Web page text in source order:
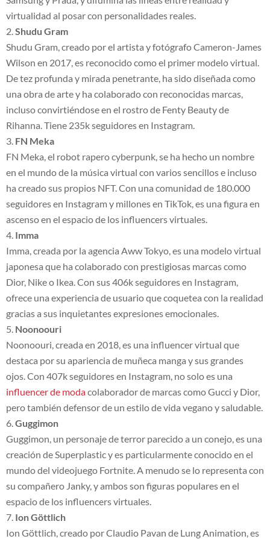
virtualidad al posar con personalidades reales.
Shudu Gram
Shudu Gram, creado por el artista y fotógrafo Cameron-James
Wilson en 2017, es reconocido como el primer modelo virtual.
De tez profunda y mirada penetrante, ha sido diseñada como
una obra de arte y ha colaborado con reconocidas marcas,
incluso convirtiéndose en el rostro de Fenty Beauty de
Rihanna. Tiene 235k seguidores en Instagram.
FN Meka
FN Meka, el robot rapero cyberpunk, se ha hecho un nombre
en el mundo de la música virtual con varios sencillos e incluso
ha creado sus propios NFT. Con una comunidad de 180.000
seguidores en Instagram y millones en TikTok, es una figura en
ascenso en el espacio de los influencers virtuales.
Imma
Imma, creada por la agencia Aww Tokyo, es una modelo virtual
japonesa que ha colaborado con prestigiosas marcas como
Dior, Nike o Ikea. Con sus 406k seguidores en Instagram,
ofrece una experiencia de usuario que coquetea con la realidad
gracias a sus inquietantes expresiones emocionales.
Noonoouri
Noonoouri, creada en 2018, es una influencer virtual que
destaca por su apariencia de muñeca manga y sus grandes
ojos. Con 407k seguidores en Instagram, no solo es una
influencer de modacolaborador de marcas como Gucci y Dior,
pero también defensor de un estilo de vida vegano y saludable.
Guggimon
Guggimon, un personaje de terror parecido a un conejo, es una
creación de Superplastic y es particularmente conocido en el
mundo del videojuego Fortnite. A menudo se lo representa con
su compañero Janky, y ambos son figuras populares en el
espacio de los influencers virtuales.
Ion Göttlich
Ion Göttlich, creado por Claudio Pavan de Lung Animation, es